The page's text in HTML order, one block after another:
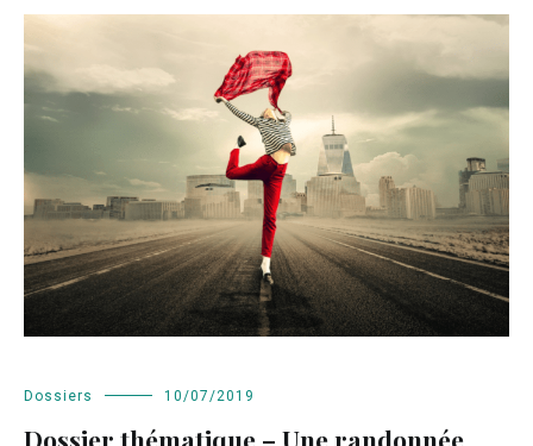
Dossiers 10/07/2019
Dossier thématique – Une randonnée